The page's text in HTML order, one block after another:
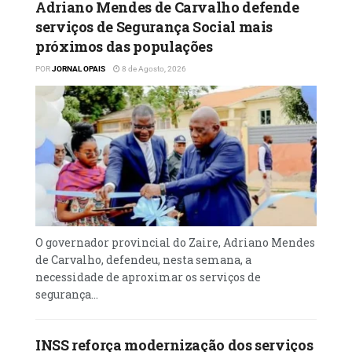
para o comércio regional e para a ligação
entre Angola e os mercados do interior da
África Austral.
Nicholas Fournier “ a chegada deste primeiro
comboio internacional proveniente da RDC
demonstra a resiliência da nossa operação e
o empenho extraordinário das nossas
equipas.
Em poucas semanas, recuperámos uma infra-
estrutura crítica e restabelecemos a ligação
ferroviária, reafirmando a importância
estratégica do Corredor do Lobito para
Angola e para toda a região”, afirmou.
Adriano Mendes de Carvalho defende
serviços de Segurança Social mais
próximos das populações
PORJORNAL OPAIS 8 de Agosto, 2026
O governador provincial do Zaire, Adriano Mendes
de Carvalho, defendeu, nesta semana, a
necessidade de aproximar os serviços de
segurança...
INSS reforça modernização dos serviços